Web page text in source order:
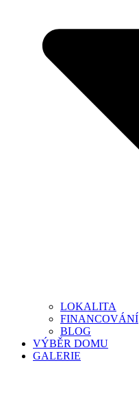
LOKALITA
FINANCOVÁNÍ
BLOG
VÝBĚR DOMU
GALERIE